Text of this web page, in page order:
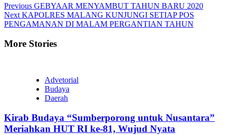
Continue
Reading
Previous GEBYAAR MENYAMBUT TAHUN BARU 2020
Next KAPOLRES MALANG KUNJUNGI SETIAP POS
PENGAMANAN DI MALAM PERGANTIAN TAHUN
More Stories
Advetorial
Budaya
Daerah
Kirab Budaya “Sumberporong untuk Nusantara”
Meriahkan HUT RI ke-81, Wujud Nyata